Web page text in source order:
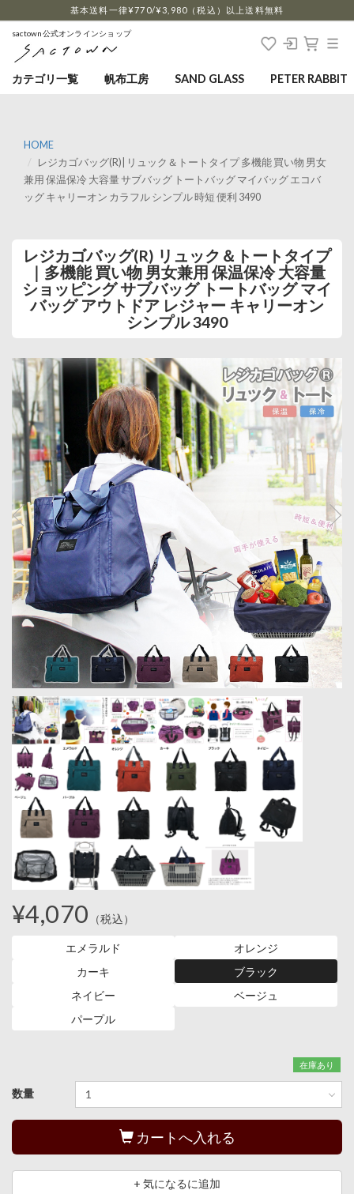
基本送料一律¥770/¥3,980（税込）以上送料無料
sactown公式オンラインショップ
カテゴリ一覧 帆布工房 SAND GLASS PETER RABBIT
HOME
レジカゴバッグ(R)| リュック＆トートタイプ 多機能 買い物 男女
兼用 保温保冷 大容量 サブバッグ トートバッグ マイバッグ エコバ
ッグ キャリーオン カラフル シンプル 時短 便利 3490
レジカゴバッグ(R) リュック＆トートタイプ
｜多機能 買い物 男女兼用 保温保冷 大容量
ショッピング サブバッグ トートバッグ マイ
バッグ アウトドア レジャー キャリーオン
シンプル 3490
¥4,070 （税込）
エメラルド
オレンジ
カーキ
ブラック
ネイビー
ベージュ
パープル
在庫あり
数量
カートへ入れる
+ 気になるに追加